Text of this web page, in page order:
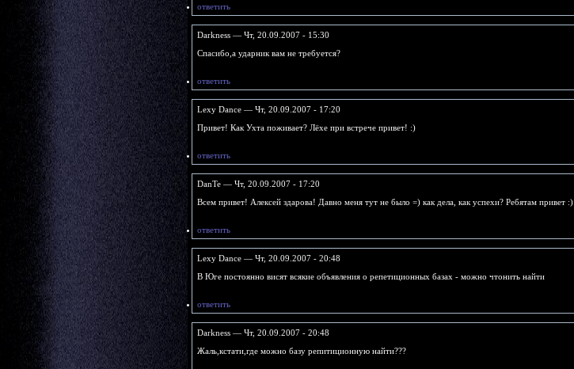
ответить
Darkness — Чт, 20.09.2007 - 15:30
Спасибо,а ударник вам не требуется?
ответить
Lexy Dance — Чт, 20.09.2007 - 17:20
Привет! Как Ухта поживает? Лёхе при встрече привет! :)
ответить
DanTe — Чт, 20.09.2007 - 17:20
Всем привет! Алексей здарова! Давно меня тут не было =) как дела, как успехи? Ребятам привет :)
ответить
Lexy Dance — Чт, 20.09.2007 - 20:48
В Юге постоянно висят всякие объявления о репетиционных базах - можно чтонить найти
ответить
Darkness — Чт, 20.09.2007 - 20:48
Жаль,кстати,где можно базу репитиционную найти???